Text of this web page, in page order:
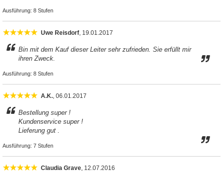
Ausführung: 8 Stufen
Uwe Reisdorf, 19.01.2017
Bin mit dem Kauf dieser Leiter sehr zufrieden. Sie erfüllt mir
ihren Zweck.
Ausführung: 8 Stufen
A.K., 06.01.2017
Bestellung super !
Kundenservice super !
Lieferung gut .
Ausführung: 7 Stufen
Claudia Grave, 12.07.2016